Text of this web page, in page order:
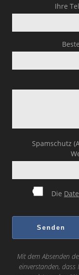
Ihre
Spamschutz
Die
Mit dem Absenden
einverstanden, dass